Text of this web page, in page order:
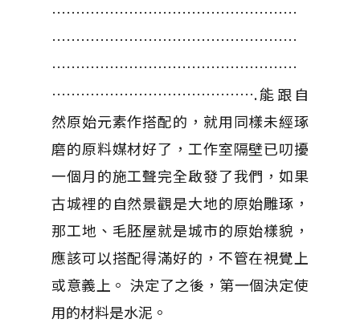
……………………………………………
……………………………………………
……………………………………………
…………………………………….能跟自
然原始元素作搭配的，就用同樣未經琢
磨的原料媒材好了，工作室隔壁已叨擾
一個月的施工聲完全啟發了我們，如果
古城裡的自然景觀是大地的原始雕琢，
那工地、毛胚屋就是城市的原始樣貌，
應該可以搭配得滿好的，不管在視覺上
或意義上。 決定了之後，第一個決定使
用的材料是水泥。